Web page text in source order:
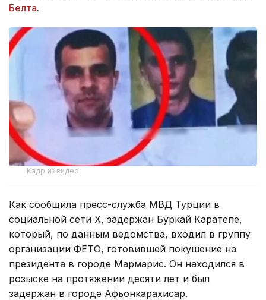
Белта.
Кадр из видео
Как сообщила пресс-служба МВД Турции в
социальной сети X, задержан Буркай Каратепе,
который, по данным ведомства, входил в группу
организации ФЕТО, готовившей покушение на
президента в городе Мармарис. Он находился в
розыске на протяжении десяти лет и был
задержан в городе Афьонкарахисар.